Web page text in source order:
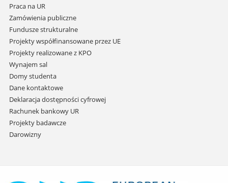
Praca na UR
Zamówienia publiczne
Fundusze strukturalne
Projekty współfinansowane przez UE
Projekty realizowane z KPO
Wynajem sal
Domy studenta
Dane kontaktowe
Deklaracja dostępności cyfrowej
Rachunek bankowy UR
Projekty badawcze
Darowizny